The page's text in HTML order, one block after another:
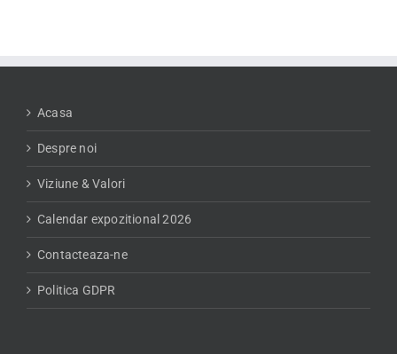
Acasa
Despre noi
Viziune & Valori
Calendar expozitional 2026
Contacteaza-ne
Politica GDPR